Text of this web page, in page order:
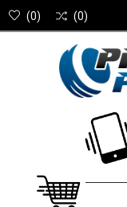
(0) (0)